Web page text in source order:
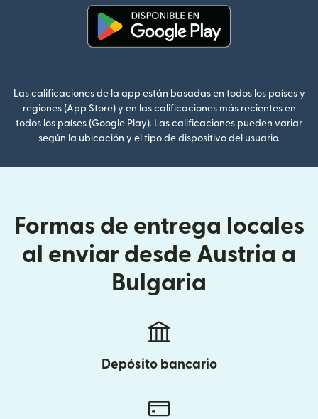
Las calificaciones de la app están basadas en todos los países y
regiones (App Store) y en las calificaciones más recientes en
todos los países (Google Play). Las calificaciones pueden variar
según la ubicación y el tipo de dispositivo del usuario.
Formas de entrega locales
al enviar desde Austria a
Bulgaria
Depósito bancario